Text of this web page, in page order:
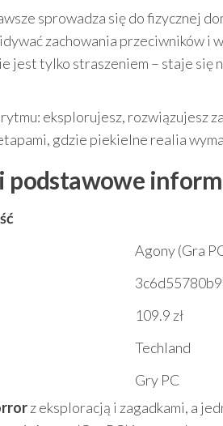
sprowadza się do fizycznej
zachowania przeciwników i
jest tylko straszeniem – staje się
eksplorujesz, rozwiązujesz
gdzie piekielne realia
podstawowe
Agony (Gra
109.9 zł
Techland
Gry PC
z eksploracją i zagadkami, a